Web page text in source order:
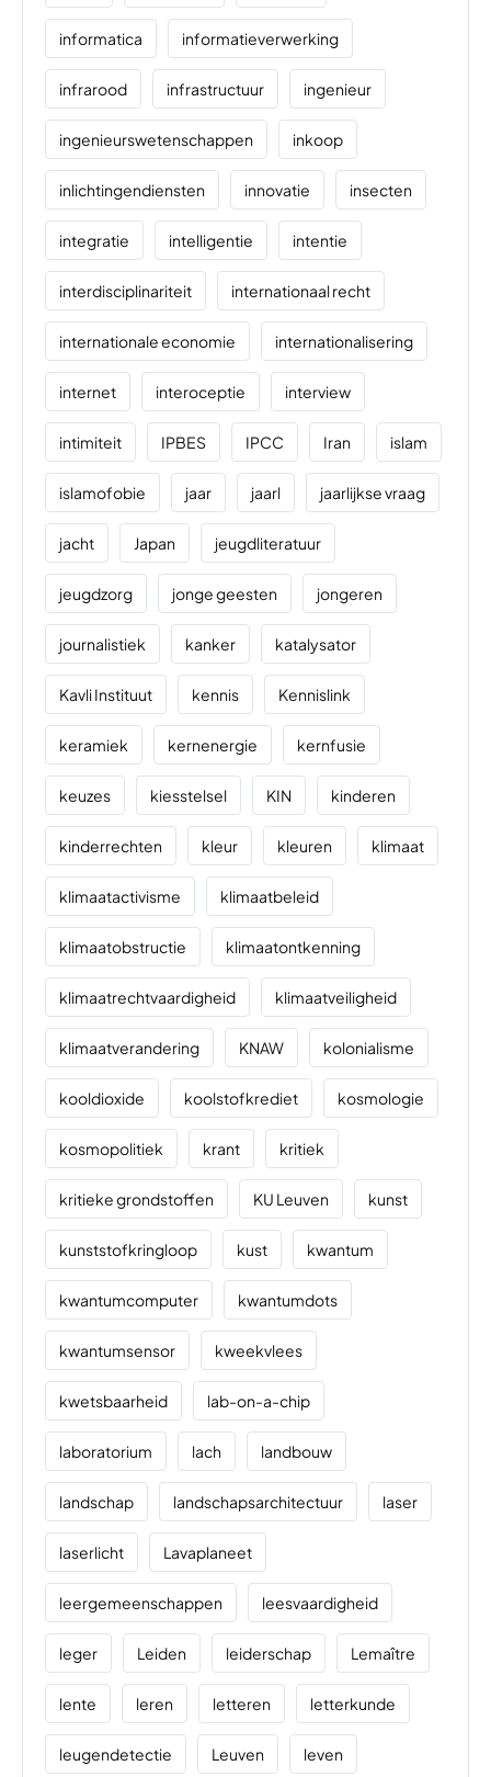
informatica informatieverwerking
infrarood infrastructuur ingenieur
ingenieurswetenschappen inkoop
inlichtingendiensten innovatie insecten
integratie intelligentie intentie
interdisciplinariteit internationaal recht
internationale economie internationalisering
internet interoceptie interview
intimiteit IPBES IPCC Iran islam
islamofobie jaar jaarl jaarlijkse vraag
jacht Japan jeugdliteratuur
jeugdzorg jonge geesten jongeren
journalistiek kanker katalysator
Kavli Instituut kennis Kennislink
keramiek kernenergie kernfusie
keuzes kiesstelsel KIN kinderen
kinderrechten kleur kleuren klimaat
klimaatactivisme klimaatbeleid
klimaatobstructie klimaatontkenning
klimaatrechtvaardigheid klimaatveiligheid
klimaatverandering KNAW kolonialisme
kooldioxide koolstofkrediet kosmologie
kosmopolitiek krant kritiek
kritieke grondstoffen KU Leuven kunst
kunststofkringloop kust kwantum
kwantumcomputer kwantumdots
kwantumsensor kweekvlees
kwetsbaarheid lab-on-a-chip
laboratorium lach landbouw
landschap landschapsarchitectuur laser
laserlicht Lavaplaneet
leergemeenschappen leesvaardigheid
leger Leiden leiderschap Lemaître
lente leren letteren letterkunde
leugendetectie Leuven leven